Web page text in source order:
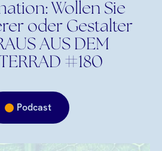
Wollen Sie
oder Gestalter
AUS DEM
#180
Podcast